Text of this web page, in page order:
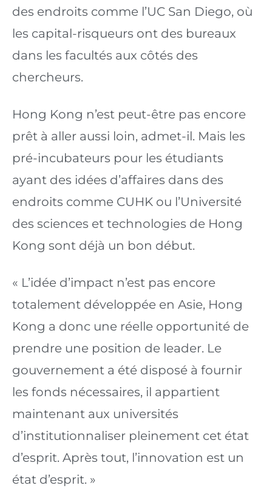
des endroits comme l’UC San Diego, où
les capital-risqueurs ont des bureaux
dans les facultés aux côtés des
chercheurs.
Hong Kong n’est peut-être pas encore
prêt à aller aussi loin, admet-il. Mais les
pré-incubateurs pour les étudiants
ayant des idées d’affaires dans des
endroits comme CUHK ou l’Université
des sciences et technologies de Hong
Kong sont déjà un bon début.
« L’idée d’impact n’est pas encore
totalement développée en Asie, Hong
Kong a donc une réelle opportunité de
prendre une position de leader. Le
gouvernement a été disposé à fournir
les fonds nécessaires, il appartient
maintenant aux universités
d’institutionnaliser pleinement cet état
d’esprit. Après tout, l’innovation est un
état d’esprit. »